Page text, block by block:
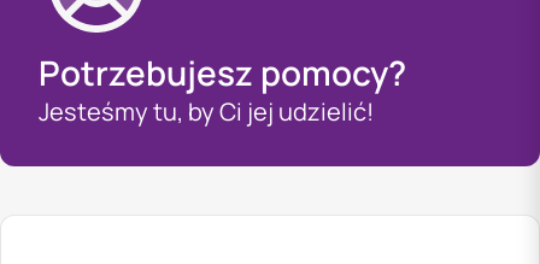
Potrzebujesz pomocy?
Jesteśmy tu, by Ci jej udzielić!